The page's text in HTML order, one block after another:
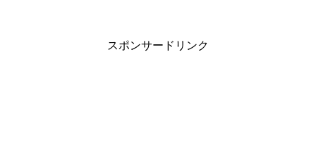
スポンサードリンク